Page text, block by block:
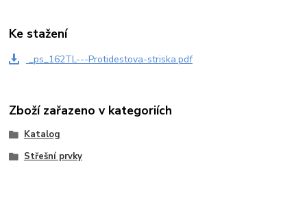
Ke stažení
_ps_162TL---Protidestova-striska.pdf
Zboží zařazeno v kategoriích
Katalog
Střešní prvky